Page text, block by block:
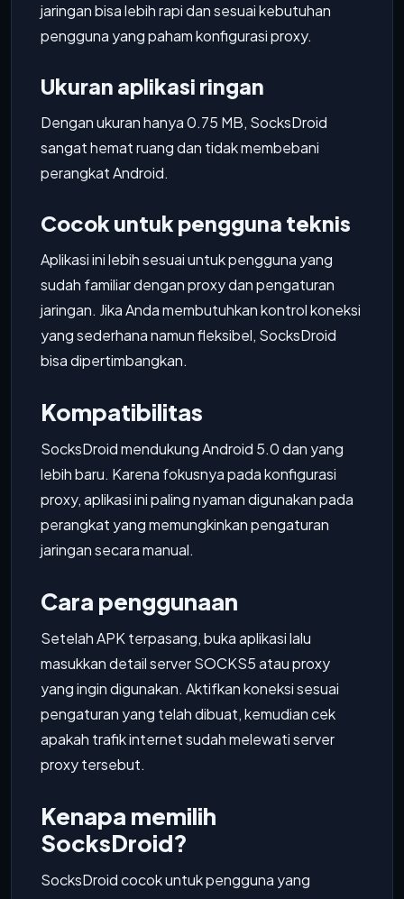
jaringan bisa lebih rapi dan sesuai kebutuhan
pengguna yang paham konfigurasi proxy.
Ukuran aplikasi ringan
Dengan ukuran hanya 0.75 MB, SocksDroid
sangat hemat ruang dan tidak membebani
perangkat Android.
Cocok untuk pengguna teknis
Aplikasi ini lebih sesuai untuk pengguna yang
sudah familiar dengan proxy dan pengaturan
jaringan. Jika Anda membutuhkan kontrol koneksi
yang sederhana namun fleksibel, SocksDroid
bisa dipertimbangkan.
Kompatibilitas
SocksDroid mendukung Android 5.0 dan yang
lebih baru. Karena fokusnya pada konfigurasi
proxy, aplikasi ini paling nyaman digunakan pada
perangkat yang memungkinkan pengaturan
jaringan secara manual.
Cara penggunaan
Setelah APK terpasang, buka aplikasi lalu
masukkan detail server SOCKS5 atau proxy
yang ingin digunakan. Aktifkan koneksi sesuai
pengaturan yang telah dibuat, kemudian cek
apakah trafik internet sudah melewati server
proxy tersebut.
Kenapa memilih
SocksDroid?
SocksDroid cocok untuk pengguna yang